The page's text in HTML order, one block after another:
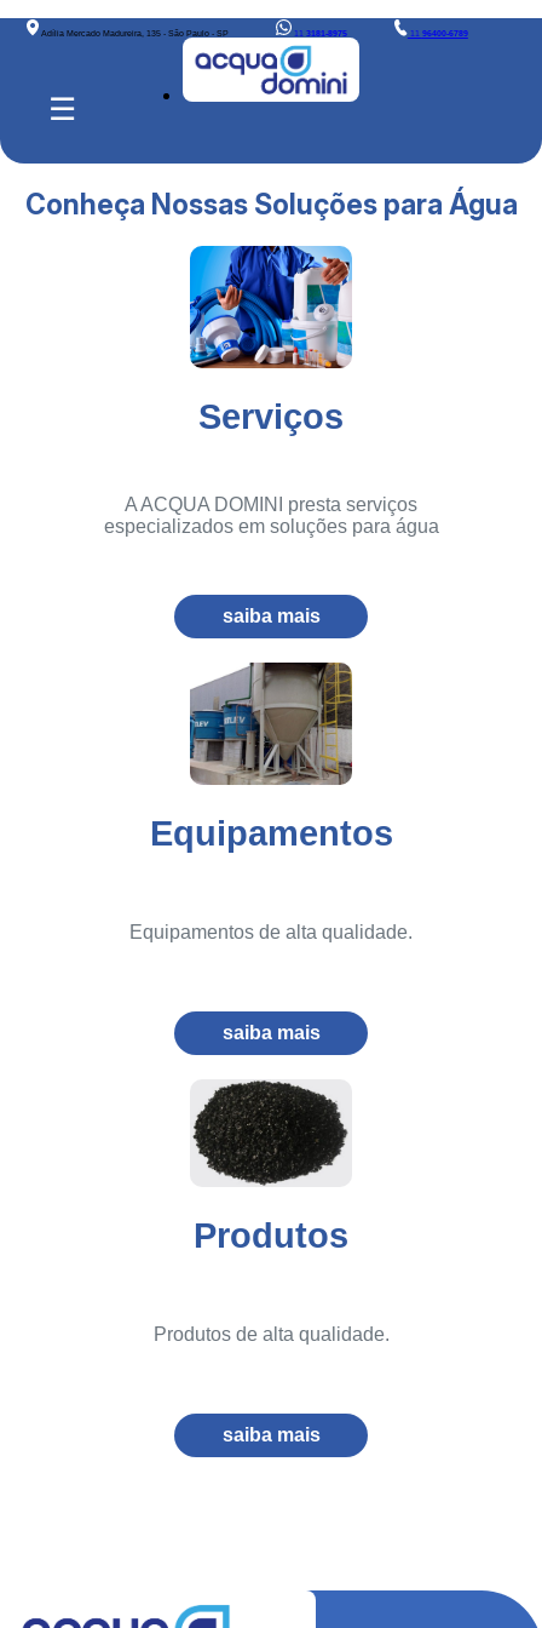
Adília Mercado Madureira, 135 - São Paulo - SP 113181-8975 11 96400-6789
☰
Conheça Nossas Soluções para Água
Serviços
A ACQUA DOMINI presta serviços
especializados em soluções para água
saiba mais
Equipamentos
Equipamentos de alta qualidade.
saiba mais
Produtos
Produtos de alta qualidade.
saiba mais